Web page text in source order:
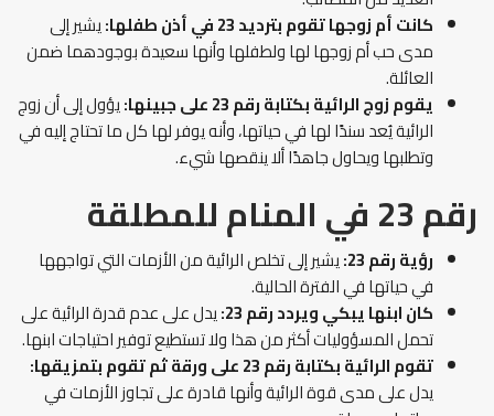
كانت أم زوجها تقوم بترديد 23 في أذن طفلها:
يشير إلى
مدى حب أم زوجها لها ولطفلها وأنها سعيدة بوجودهما ضمن
العائلة.
يقوم زوج الرائية بكتابة رقم 23 على جبينها:
يؤول إلى أن زوج
الرائية يُعد سندًا لها في حياتها، وأنه يوفر لها كل ما تحتاج إليه في
وتطلبها ويحاول جاهدًا ألا ينقصها شيء.
رقم 23 في المنام للمطلقة
رؤية رقم 23:
يشير إلى تخلص الرائية من الأزمات التي تواجهها
في حياتها في الفترة الحالية.
كان ابنها يبكي ويردد رقم 23:
يدل على عدم قدرة الرائية على
تحمل المسؤوليات أكثر من هذا ولا تستطيع توفير احتياجات ابنها.
تقوم الرائية بكتابة رقم 23 على ورقة ثم تقوم بتمزيقها:
يدل على مدى قوة الرائية وأنها قادرة على تجاوز الأزمات في